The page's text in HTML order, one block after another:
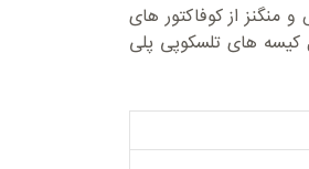
منگنز از کوفاکتور های
کیسه های تلسکوپی پلی